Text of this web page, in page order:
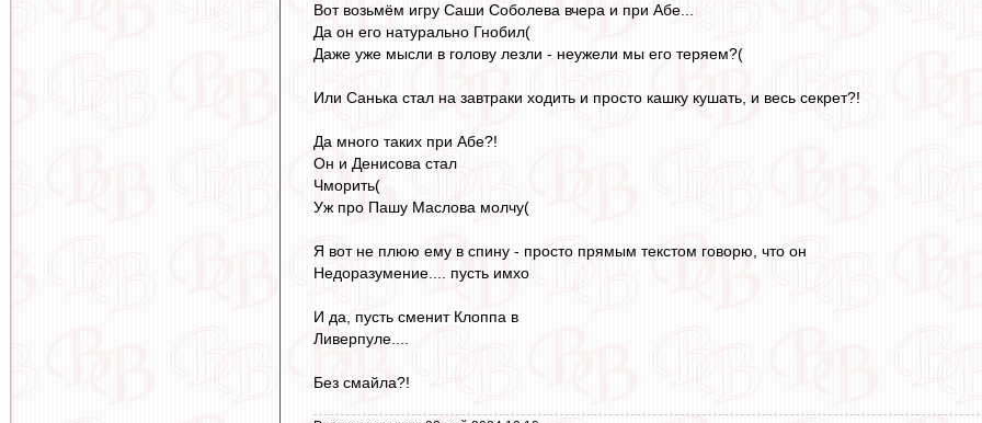
Вот возьмём игру Саши Соболева вчера и при Абе...
Да он его натурально Гнобил(
Даже уже мысли в голову лезли - неужели мы его теряем?(
Или Санька стал на завтраки ходить и просто кашку кушать, и весь секрет?!
Да много таких при Абе?!
Он и Денисова стал
Чморить(
Уж про Пашу Маслова молчу(
Я вот не плюю ему в спину - просто прямым текстом говорю, что он
Недоразумение.... пусть имхо
И да, пусть сменит Клоппа в
Ливерпуле....
Без смайла?!